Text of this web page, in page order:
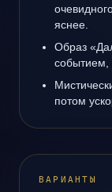
яснее.
Образ
событием,
потом
ВАРИАНТЫ